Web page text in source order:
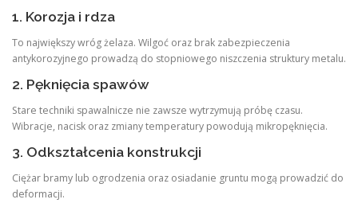
1. Korozja i rdza
To największy wróg żelaza. Wilgoć oraz brak zabezpieczenia
antykorozyjnego prowadzą do stopniowego niszczenia struktury metalu.
2. Pęknięcia spawów
Stare techniki spawalnicze nie zawsze wytrzymują próbę czasu.
Wibracje, nacisk oraz zmiany temperatury powodują mikropęknięcia.
3. Odkształcenia konstrukcji
Ciężar bramy lub ogrodzenia oraz osiadanie gruntu mogą prowadzić do
deformacji.